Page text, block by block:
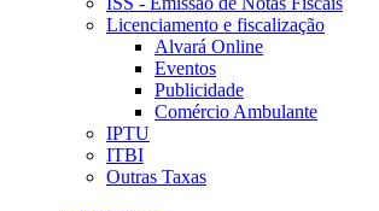
Licenciamento e fiscalização
Alvará Online
Eventos
Publicidade
Comércio Ambulante
IPTU
ITBI
Outras Taxas